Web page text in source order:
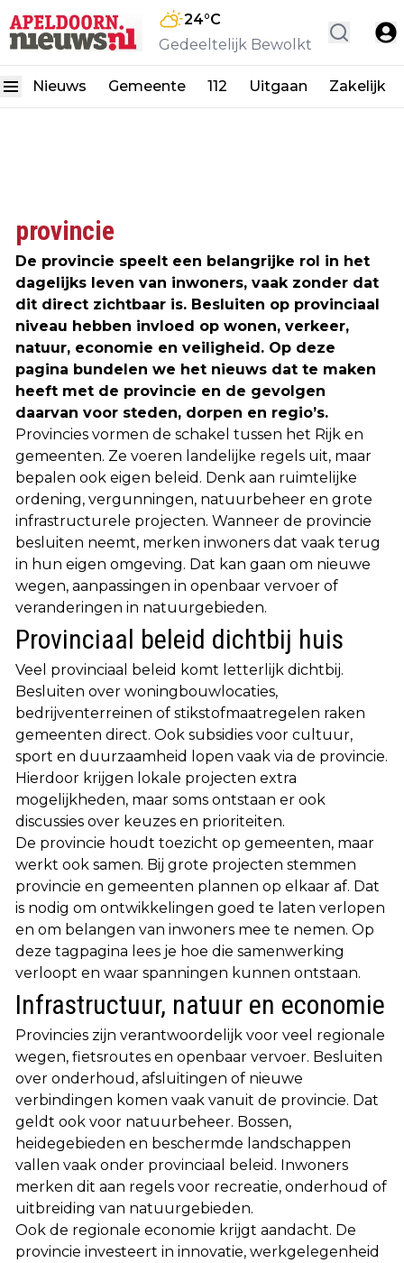
24°C
Gedeeltelijk Bewolkt
Nieuws Gemeente 112 Uitgaan Zakelijk
provincie
De provincie speelt een belangrijke rol in het
dagelijks leven van inwoners, vaak zonder dat
dit direct zichtbaar is. Besluiten op provinciaal
niveau hebben invloed op wonen, verkeer,
natuur, economie en veiligheid. Op deze
pagina bundelen we het nieuws dat te maken
heeft met de provincie en de gevolgen
daarvan voor steden, dorpen en regio’s.
Provincies vormen de schakel tussen het Rijk en
gemeenten. Ze voeren landelijke regels uit, maar
bepalen ook eigen beleid. Denk aan ruimtelijke
ordening, vergunningen, natuurbeheer en grote
infrastructurele projecten. Wanneer de provincie
besluiten neemt, merken inwoners dat vaak terug
in hun eigen omgeving. Dat kan gaan om nieuwe
wegen, aanpassingen in openbaar vervoer of
veranderingen in natuurgebieden.
Provinciaal beleid dichtbij huis
Veel provinciaal beleid komt letterlijk dichtbij.
Besluiten over woningbouwlocaties,
bedrijventerreinen of stikstofmaatregelen raken
gemeenten direct. Ook subsidies voor cultuur,
sport en duurzaamheid lopen vaak via de provincie.
Hierdoor krijgen lokale projecten extra
mogelijkheden, maar soms ontstaan er ook
discussies over keuzes en prioriteiten.
De provincie houdt toezicht op gemeenten, maar
werkt ook samen. Bij grote projecten stemmen
provincie en gemeenten plannen op elkaar af. Dat
is nodig om ontwikkelingen goed te laten verlopen
en om belangen van inwoners mee te nemen. Op
deze tagpagina lees je hoe die samenwerking
verloopt en waar spanningen kunnen ontstaan.
Infrastructuur, natuur en economie
Provincies zijn verantwoordelijk voor veel regionale
wegen, fietsroutes en openbaar vervoer. Besluiten
over onderhoud, afsluitingen of nieuwe
verbindingen komen vaak vanuit de provincie. Dat
geldt ook voor natuurbeheer. Bossen,
heidegebieden en beschermde landschappen
vallen vaak onder provinciaal beleid. Inwoners
merken dit aan regels voor recreatie, onderhoud of
uitbreiding van natuurgebieden.
Ook de regionale economie krijgt aandacht. De
provincie investeert in innovatie, werkgelegenheid